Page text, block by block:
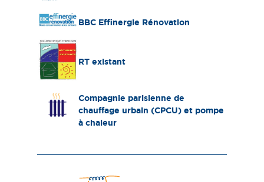
BBC Effinergie Rénovation
RT existant
Compagnie parisienne de
chauffage urbain (CPCU) et pompe
à chaleur